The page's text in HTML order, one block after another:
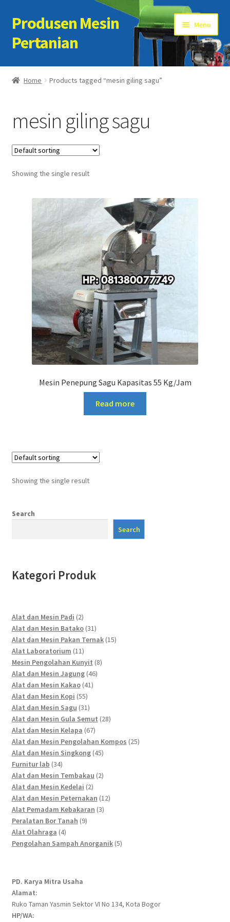
Skip
to
navigation
Skip
to
content
Produsen Mesin
Pertanian
Menu
Home
Cart
Checkout
Kontak Kami
My account
Sample Page
Home Products tagged “mesin giling sagu”
mesin giling sagu
Showing the single result
Mesin Penepung Sagu Kapasitas 55 Kg/Jam
Read more
Showing the single result
Search
Search
Kategori Produk
Alat dan Mesin Padi 22
products
Alat dan Mesin Batako 3131
products
Alat dan Mesin Pakan Ternak 1515
Alat Laboratorium 1111
products
Mesin Pengolahan Kunyit 88
Alat dan Mesin Jagung 4646
Alat dan Mesin Kakao 4141
Alat dan Mesin Kopi 5555
products
Alat dan Mesin Sagu 3131
products
Alat dan Mesin Gula Semut 2828
Alat dan Mesin Kelapa 6767
products
Alat dan Mesin Pengolahan Kompos 2525
Alat dan Mesin Singkong 4545
Furnitur lab 3434
products
Alat dan Mesin Tembakau 22
Alat dan Mesin Kedelai 22
products
Alat dan Mesin Peternakan 1212
Alat Pemadam Kebakaran 33
Peralatan Bor Tanah 99
Alat Olahraga 44
products
Pengolahan Sampah Anorganik 55
PD. Karya Mitra Usaha
Alamat:
Ruko Taman Yasmin Sektor VI No 134, Kota Bogor
HP/WA: